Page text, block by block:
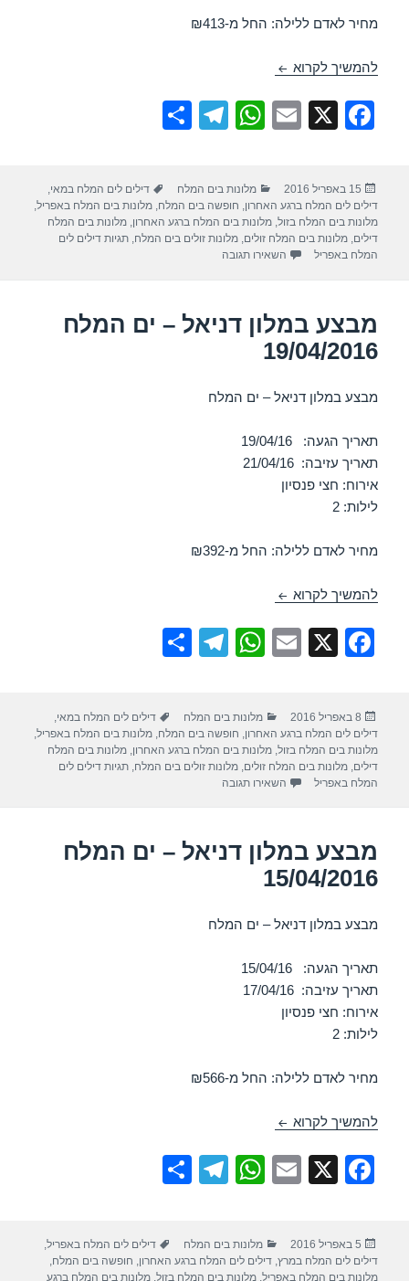
מחיר לאדם ללילה: החל מ-₪413
להמשיך לקרוא מבצע במלון דניאל – ים המלח 17/04/2016
F
e
b
o
k
X
E
W
s
A
p
T
gr
a
e
פורסם
בתאריך
15 באפריל 2016 קטגוריות
מלונות בים המלח תגיות
דילים לים המלח במאי,
דילים לים המלח ברגע האחרון, חופשה בים המלח,מלונות בים המלח באפריל,
מלונות בים המלח בזול,מלונות בים המלח ברגע האחרון,מלונות בים המלח
דילים,מלונות בים המלח זולים,מלונות זולים בים המלח,תגיות דילים לים
המלח באפריל
השאירו תגובה
מבצע במלון דניאל – ים המלח
19/04/2016
מבצע במלון דניאל – ים המלח
תאריך הגעה: 19/04/16
תאריך עזיבה: 21/04/16
אירוח: חצי פנסיון
לילות: 2
מחיר לאדם ללילה: החל מ-₪392
להמשיך לקרוא מבצע במלון דניאל – ים המלח 19/04/2016
F
e
b
o
k
X
E
W
s
A
p
T
gr
a
e
פורסם
בתאריך
8 באפריל 2016 קטגוריות
מלונות בים המלח תגיות
דילים לים המלח במאי
דילים לים המלח ברגע האחרון חופשה בים המלח ,מלונות בים המלח באפריל
מלונות בים המלח בזול ,מלונות בים המלח ברגע האחרון ,מלונות בים המלח
דילים ,מלונות בים המלח זולים ,מלונות זולים בים המלח ,תגיות דילים לים
המלח באפריל
השאירו תגובה
מבצע במלון דניאל – ים המלח
15/04/2016
מבצע במלון דניאל – ים המלח
תאריך הגעה: 15/04/16
תאריך עזיבה: 17/04/16
אירוח: חצי פנסיון
לילות: 2
מחיר לאדם ללילה: החל מ-₪566
להמשיך לקרוא מבצע במלון דניאל – ים המלח 15/04/2016
F
e
X
E
W
s
T
gr
e
פורסם
בתאריך
5 באפריל 2016 קטגוריות
מלונות בים המלח תגיות
דילים לים המלח באפריל,
דילים לים המלח במרץ,דילים לים המלח ברגע האחרון, חופשה בים המלח,
מלונות בים המלח באפריל,מלונות בים המלח בזול,מלונות בים המלח ברגע